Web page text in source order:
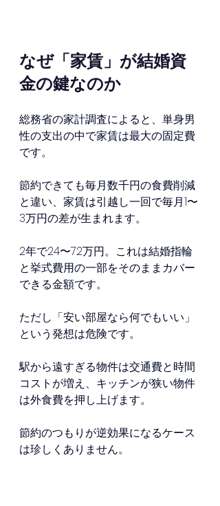
なぜ「家賃」が結婚資
金の鍵なのか
総務省の家計調査によると、単身男
性の支出の中で家賃は最大の固定費
です。
節約できても毎月数千円の食費削減
と違い、家賃は引越し一回で毎月1〜
3万円の差が生まれます。
2年で24〜72万円。これは結婚指輪
と挙式費用の一部をそのままカバー
できる金額です。
ただし「安い部屋なら何でもいい」
という発想は危険です。
駅から遠すぎる物件は交通費と時間
コストが増え、キッチンが狭い物件
は外食費を押し上げます。
節約のつもりが逆効果になるケース
は珍しくありません。